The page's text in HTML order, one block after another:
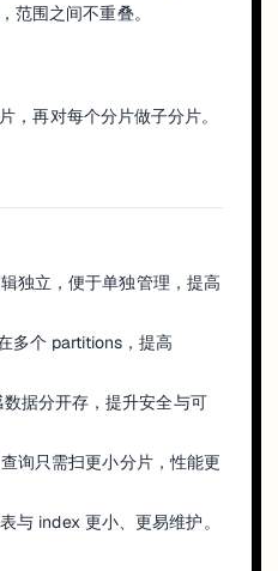
范围之间不重叠。
，再对每个分片做子分片。
辑独立，便于单独管理，提高
多个 partitions，提高
据分开存，提升安全与可
询只需扫更小分片，性能更
与 index 更小、更易维护。